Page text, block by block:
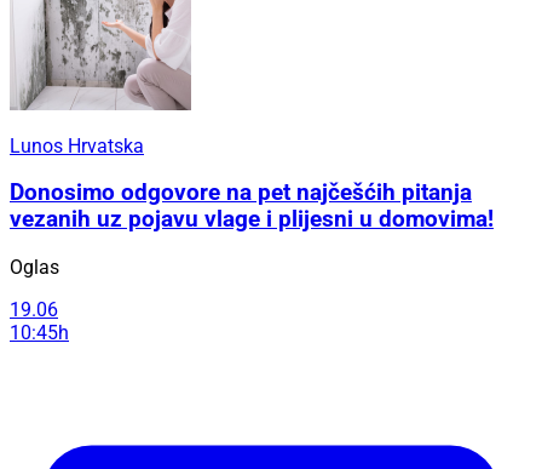
Lunos Hrvatska
Donosimo odgovore na pet najčešćih pitanja
vezanih uz pojavu vlage i plijesni u domovima!
Oglas
19.06
10:45h